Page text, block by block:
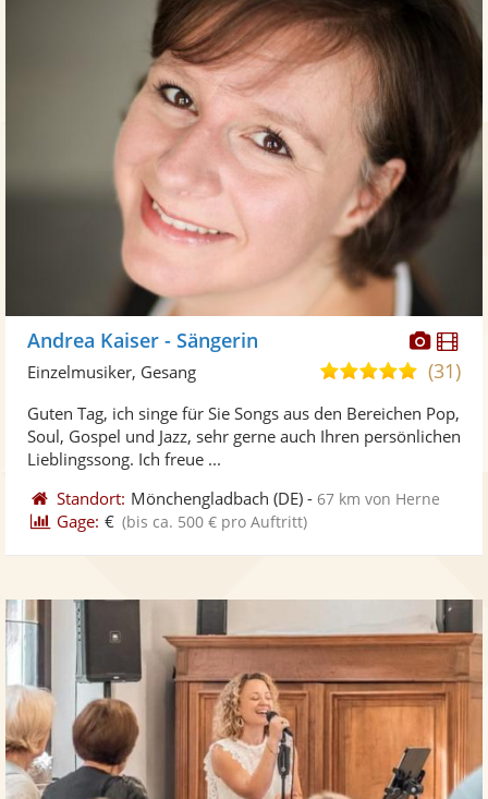
Fotos
Andrea Kaiser - Sängerin
5,0
5
(31)
Einzelmusiker, Gesang
Guten Tag, ich singe für Sie Songs aus den Bereichen Pop,
Soul, Gospel und Jazz, sehr gerne auch Ihren persönlichen
Lieblingssong. Ich freue ...
Standort: Mönchengladbach (DE) -67 km von Herne
Gage: € (bis ca. 500 € pro Auftritt)